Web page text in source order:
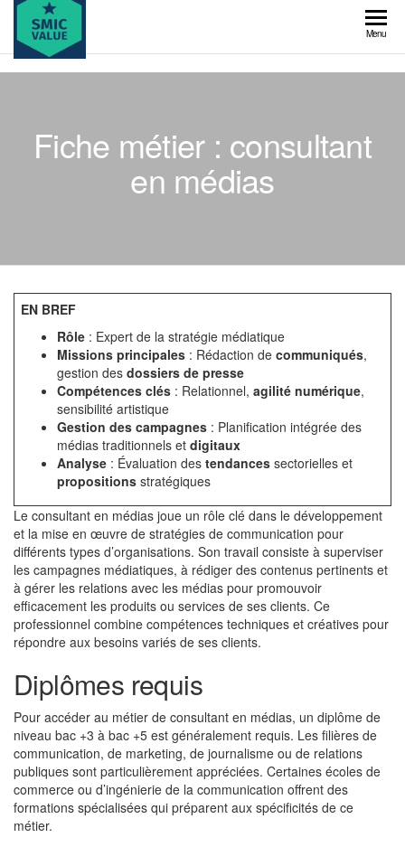
Skip
the
content
value
Menu
Fiche métier : consultant
en médias
EN BREF
Rôle : Expert de la stratégie médiatique
Missions principales : Rédaction de communiqués,
gestion des dossiers de presse
Compétences clés : Relationnel, agilité numérique,
sensibilité artistique
Gestion des campagnes : Planification intégrée des
médias traditionnels et digitaux
Analyse : Évaluation des tendances sectorielles et
propositions stratégiques
Le consultant en médias joue un rôle clé dans le développement
et la mise en œuvre de stratégies de communication pour
différents types d’organisations. Son travail consiste à superviser
les campagnes médiatiques, à rédiger des contenus pertinents et
à gérer les relations avec les médias pour promouvoir
efficacement les produits ou services de ses clients. Ce
professionnel combine compétences techniques et créatives pour
répondre aux besoins variés de ses clients.
Diplômes requis
Pour accéder au métier de consultant en médias, un diplôme de
niveau bac +3 à bac +5 est généralement requis. Les filières de
communication, de marketing, de journalisme ou de relations
publiques sont particulièrement appréciées. Certaines écoles de
commerce ou d’ingénierie de la communication offrent des
formations spécialisées qui préparent aux spécificités de ce
métier.